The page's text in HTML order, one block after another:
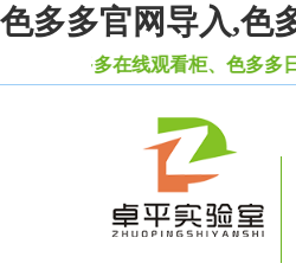
色多多官网导入,色
多多在线观看柜、色多多日逼